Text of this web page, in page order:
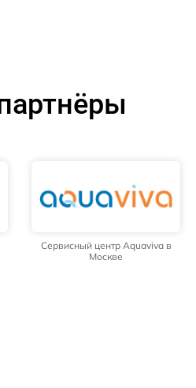
Сервисный центр Aquaviva в
Москве